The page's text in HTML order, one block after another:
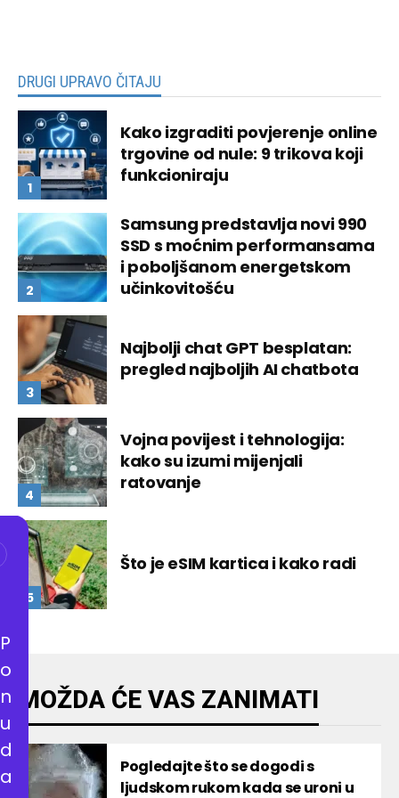
DRUGI UPRAVO ČITAJU
Kako izgraditi povjerenje online
trgovine od nule: 9 trikova koji
funkcioniraju
Samsung predstavlja novi 990
SSD s moćnim performansama
i poboljšanom energetskom
učinkovitošću
Najbolji chat GPT besplatan:
pregled najboljih AI chatbota
Vojna povijest i tehnologija:
kako su izumi mijenjali
ratovanje
Što je eSIM kartica i kako radi
MOŽDA ĆE VAS ZANIMATI
Pogledajte što se dogodi s
ljudskom rukom kada se uroni u
P
o
n
u
d
a